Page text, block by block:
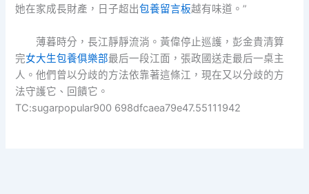
她在家成長財產，日子超出包養留言板越有味道。”
薄暮時分，長江靜靜流淌。黃偉停止巡護，彭金貴清算
完女大生包養俱樂部最后一段江面，張政國送走最后一桌主
人。他們曾以分歧的方法依靠著這條江，現在又以分歧的方
法守護它、回饋它。
TC:sugarpopular900 698dfcaea79e47.55111942